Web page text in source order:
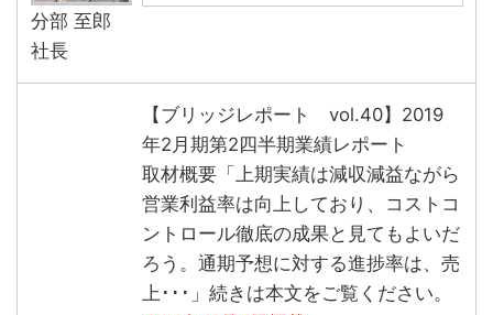
分部 至郎
社長
【ブリッジレポート vol.40】2019
年2月期第2四半期業績レポート
取材概要「上期実績は減収減益ながら
営業利益率は向上しており、コストコ
ントロール徹底の成果と見てもよいだ
ろう。通期予想に対する進捗率は、売
上･･･」続きは本文をご覧ください。